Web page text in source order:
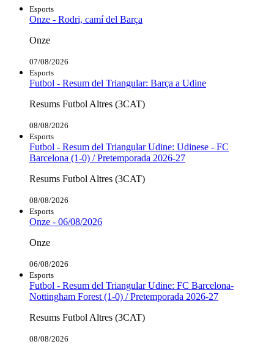
Esports
Onze - Rodri, camí del Barça
Onze
07/08/2026
Esports
Futbol - Resum del Triangular: Barça a Udine
Resums Futbol Altres (3CAT)
08/08/2026
Esports
Futbol - Resum del Triangular Udine: Udinese - FC
Barcelona (1-0) / Pretemporada 2026-27
Resums Futbol Altres (3CAT)
08/08/2026
Esports
Onze - 06/08/2026
Onze
06/08/2026
Esports
Futbol - Resum del Triangular Udine: FC Barcelona-
Nottingham Forest (1-0) / Pretemporada 2026-27
Resums Futbol Altres (3CAT)
08/08/2026